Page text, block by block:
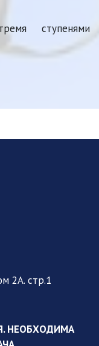
ступенями
2А. стр.1
НЕОБХОДИМА